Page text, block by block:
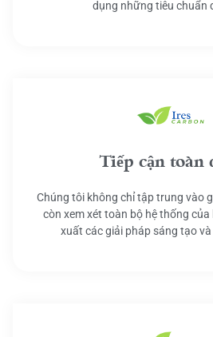
dụng những tiêu chuẩn
Tiếp cận toàn
Chúng tôi không chỉ tập trung vào
còn xem xét toàn bộ hệ thống của
xuất các giải pháp sáng tạo